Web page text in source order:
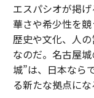
エスパシオが掲
華さや希少性を
歴史や文化、人
なのだ。名古屋
城”は、日本なら
る新たな拠点にな